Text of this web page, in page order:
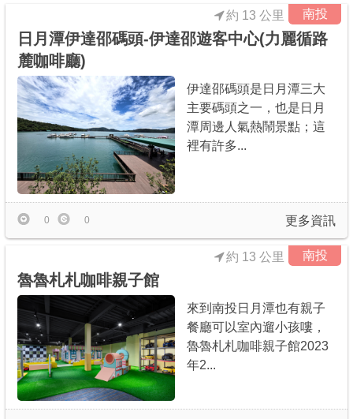
南投
日月潭伊達邵碼頭-伊達邵遊客中心(力麗循路
麓咖啡廳)
約 13 公里
伊達邵碼頭是日月潭三大
主要碼頭之一，也是日月
潭周邊人氣熱鬧景點；這
裡有許多...
更多資訊
0 0
南投
魯魯札札咖啡親子館
約 13 公里
來到南投日月潭也有親子
餐廳可以室內遛小孩嘍，
魯魯札札咖啡親子館2023
年2...